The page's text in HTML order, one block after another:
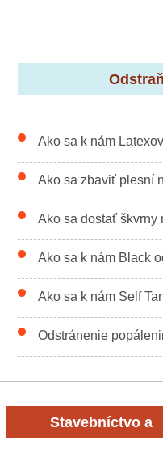
Ako sa k nám
Ako sa zbaviť plesní
Ako sa dostať škvrny
Odstránenie
Stavebníctvo a